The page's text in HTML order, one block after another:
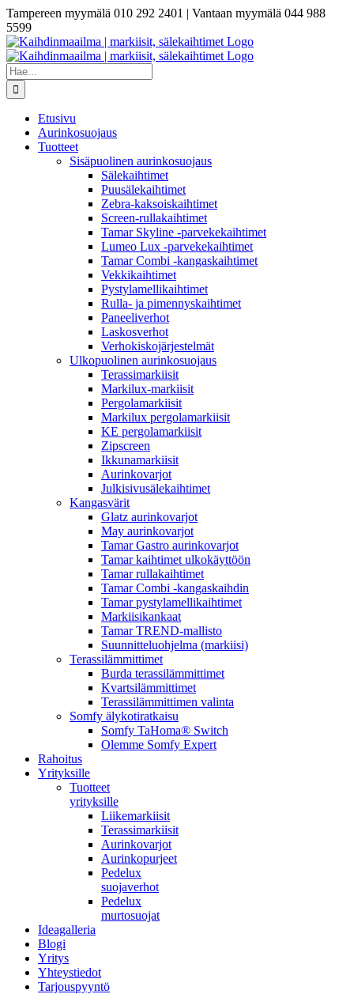
Skip
to
content
Tampereen myymälä 010 292 2401 | Vantaan myymälä 044 988
5599
Etsi
...
Etusivu
Aurinkosuojaus
Tuotteet
Sisäpuolinen aurinkosuojaus
Sälekaihtimet
Puusälekaihtimet
Zebra-kaksoiskaihtimet
Screen-rullakaihtimet
Tamar Skyline -parvekekaihtimet
Lumeo Lux -parvekekaihtimet
Tamar Combi -kangaskaihtimet
Vekkikaihtimet
Pystylamellikaihtimet
Rulla- ja pimennyskaihtimet
Paneeliverhot
Laskosverhot
Verhokiskojärjestelmät
Ulkopuolinen aurinkosuojaus
Terassimarkiisit
Markilux-markiisit
Pergolamarkiisit
Markilux pergolamarkiisit
KE pergolamarkiisit
Zipscreen
Ikkunamarkiisit
Aurinkovarjot
Julkisivusälekaihtimet
Kangasvärit
Glatz aurinkovarjot
May aurinkovarjot
Tamar Gastro aurinkovarjot
Tamar kaihtimet ulkokäyttöön
Tamar rullakaihtimet
Tamar Combi -kangaskaihdin
Tamar pystylamellikaihtimet
Markiisikankaat
Tamar TREND-mallisto
Suunnitteluohjelma (markiisi)
Terassilämmittimet
Burda terassilämmittimet
Kvartsilämmittimet
Terassilämmittimen valinta
Somfy älykotiratkaisu
Somfy TaHoma® Switch
Olemme Somfy Expert
Rahoitus
Yrityksille
Tuotteet
yrityksille
Liikemarkiisit
Terassimarkiisit
Aurinkovarjot
Aurinkopurjeet
Pedelux
suojaverhot
Pedelux
murtosuojat
Ideagalleria
Blogi
Yritys
Yhteystiedot
Tarjouspyyntö